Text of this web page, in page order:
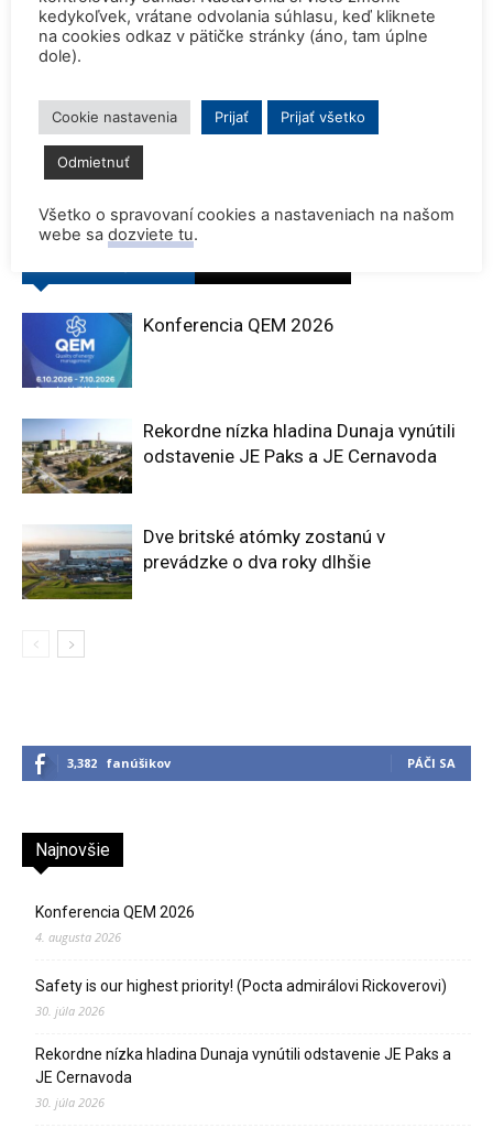
Predchádzajúci článok
Jadro je potrebné ako súčasť
„výnimočnej“ energetickej
Konferencia QEM 2026
Rekordne nízka hladina Dunaja vynútili
odstavenie JE Paks a JE Cernavoda
Dve britské atómky zostanú v
prevádzke o dva roky dlhšie
3,382 fanúšikov PÁČI SA
Najnovšie
Konferencia QEM 2026
4. augusta 2026
Safety is our highest priority! (Pocta admirálovi Rickoverovi)
30. júla 2026
Rekordne nízka hladina Dunaja vynútili odstavenie JE Paks a
JE Cernavoda
30. júla 2026
kedykoľvek, vrátane odvolania súhlasu, keď kliknete
na cookies odkaz v pätičke stránky (áno, tam úplne
dole).
Cookie nastavenia Prijať Prijať všetko
Odmietnuť
Všetko o spravovaní cookies a nastaveniach na našom
webe sa dozviete tu.